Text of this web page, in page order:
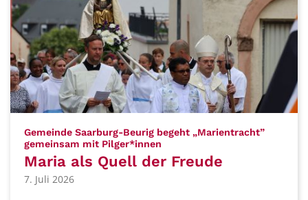
Gemeinde Saarburg-Beurig begeht „Marientracht”
gemeinsam mit Pilger*innen
Maria als Quell der Freude
7. Juli 2026